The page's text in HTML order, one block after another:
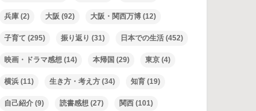
兵庫 (2) 大阪 (92) 大阪・関西万博 (12)
子育て (295) 振り返り (31) 日本での生活 (452)
映画・ドラマ感想 (14) 本帰国 (29) 東京 (4)
横浜 (11) 生き方・考え方 (34) 知育 (19)
自己紹介 (9) 読書感想 (27) 関西 (101)